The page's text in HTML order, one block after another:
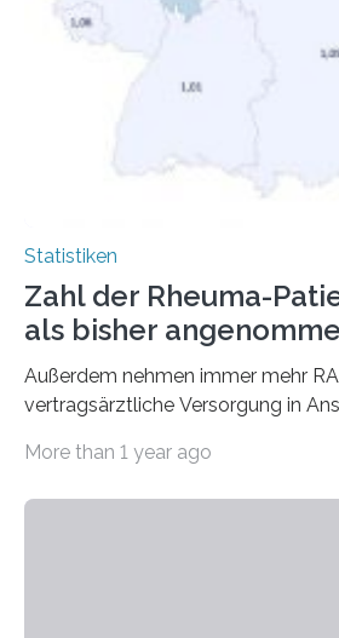
Statistiken
Zahl der Rheuma-
als bisher
Außerdem nehmen immer mehr
vertragsärztliche Versorgung in
More than 1 year ago